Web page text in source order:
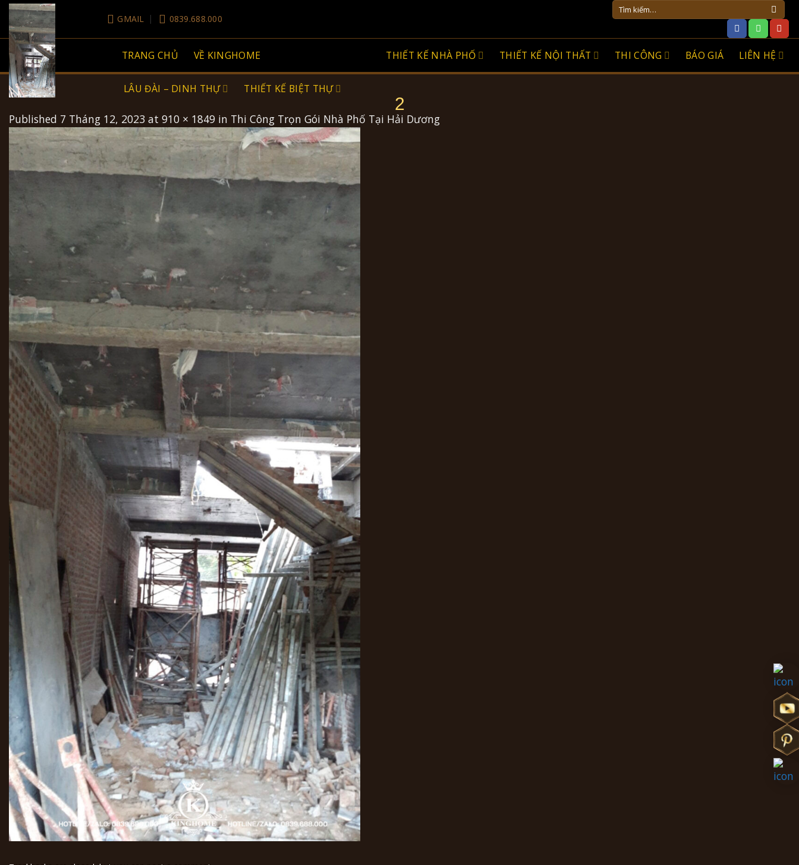
Skip
to
content
GMAIL 0839.688.000
Tìm
kiếm:
TRANG CHỦ VỀ KINGHOME
LÂU ĐÀI – DINH THỰ THIẾT KẾ BIỆT THỰ
THIẾT KẾ NHÀ PHỐ THIẾT KẾ NỘI THẤT THI CÔNG BÁO GIÁ LIÊN HỆ
2
Published 7 Tháng 12, 2023 at 910 × 1849 in Thi Công Trọn Gói Nhà Phố Tại Hải Dương